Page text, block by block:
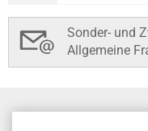
Sonder- und
Allgemeine